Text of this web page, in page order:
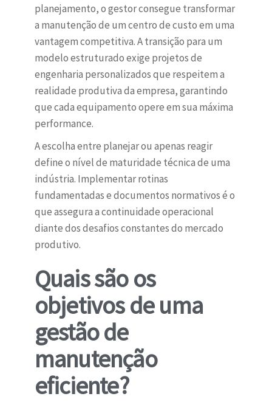
planejamento, o gestor consegue transformar
a manutenção de um centro de custo em uma
vantagem competitiva. A transição para um
modelo estruturado exige projetos de
engenharia personalizados que respeitem a
realidade produtiva da empresa, garantindo
que cada equipamento opere em sua máxima
performance.
A escolha entre planejar ou apenas reagir
define o nível de maturidade técnica de uma
indústria. Implementar rotinas
fundamentadas e documentos normativos é o
que assegura a continuidade operacional
diante dos desafios constantes do mercado
produtivo.
Quais são os
objetivos de uma
gestão de
manutenção
eficiente?